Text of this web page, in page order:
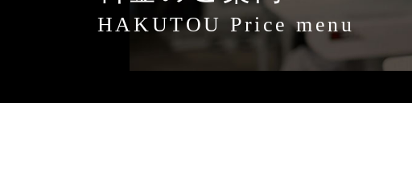
HAKUTOU Price menu